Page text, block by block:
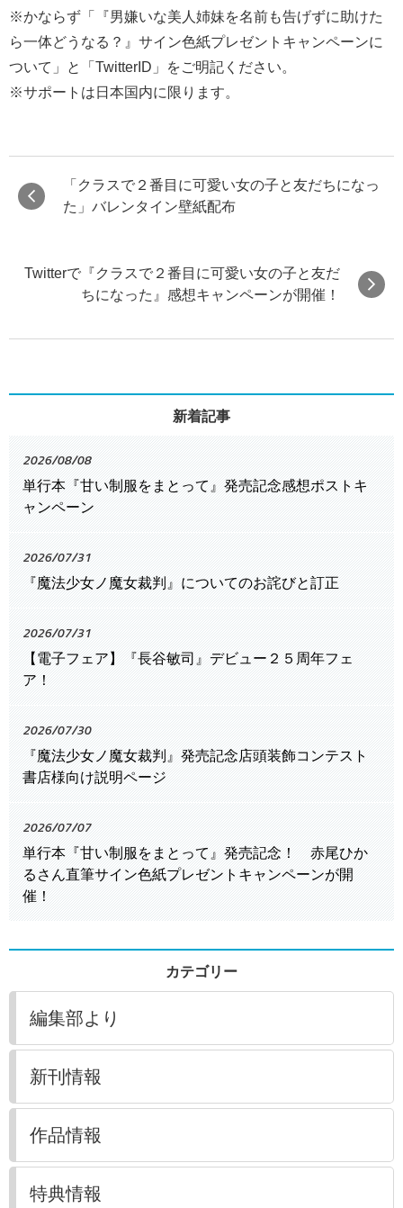
※かならず「『男嫌いな美人姉妹を名前も告げずに助けた
ら一体どうなる？』サイン色紙プレゼントキャンペーンに
ついて」と「TwitterID」をご明記ください。
※サポートは日本国内に限ります。
「クラスで２番目に可愛い女の子と友だちになっ
た」バレンタイン壁紙配布
Twitterで『クラスで２番目に可愛い女の子と友だ
ちになった』感想キャンペーンが開催！
新着記事
2026/08/08
単行本『甘い制服をまとって』発売記念感想ポストキ
ャンペーン
2026/07/31
『魔法少女ノ魔女裁判』についてのお詫びと訂正
2026/07/31
【電子フェア】『長谷敏司』デビュー２５周年フェ
ア！
2026/07/30
『魔法少女ノ魔女裁判』発売記念店頭装飾コンテスト
書店様向け説明ページ
2026/07/07
単行本『甘い制服をまとって』発売記念！ 赤尾ひか
るさん直筆サイン色紙プレゼントキャンペーンが開
催！
カテゴリー
編集部より
新刊情報
作品情報
特典情報